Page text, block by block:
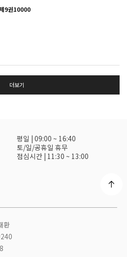
9권10000
더보기
평일 | 09:00 ~ 16:40
토/일/공휴일 휴무
점심시간 | 11:30 ~ 13:00
환